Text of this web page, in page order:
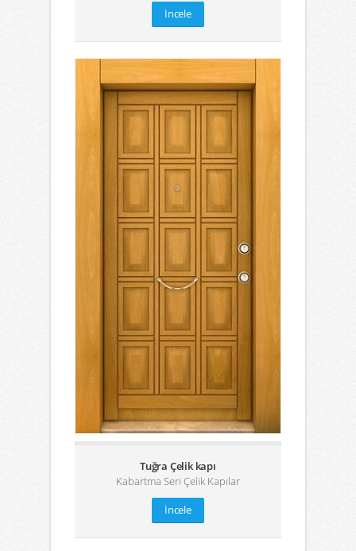
İncele
Tuğra Çelik kapı
Kabartma Seri Çelik Kapılar
İncele